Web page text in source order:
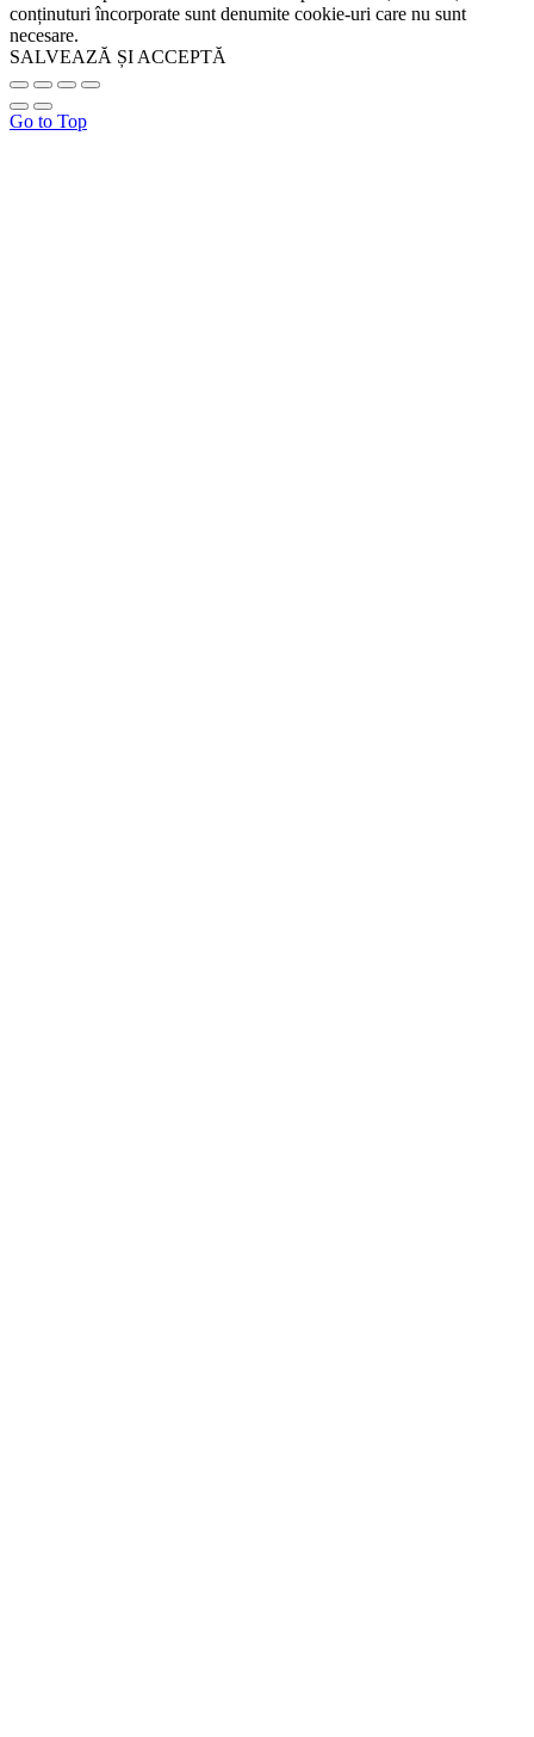
conținuturi încorporate sunt denumite cookie-uri care nu sunt
necesare.
SALVEAZĂ ȘI ACCEPTĂ
Go to Top